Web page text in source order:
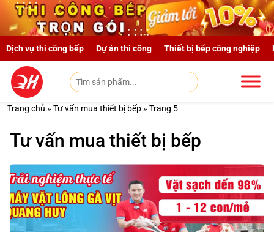
Skip to main content
Dịch vụ thi công bếp Dự án thi công Thiết bị bếp công nghiệp
Trang chủ » Tư vấn mua thiết bị bếp » Trang 5
Tư vấn mua thiết bị bếp